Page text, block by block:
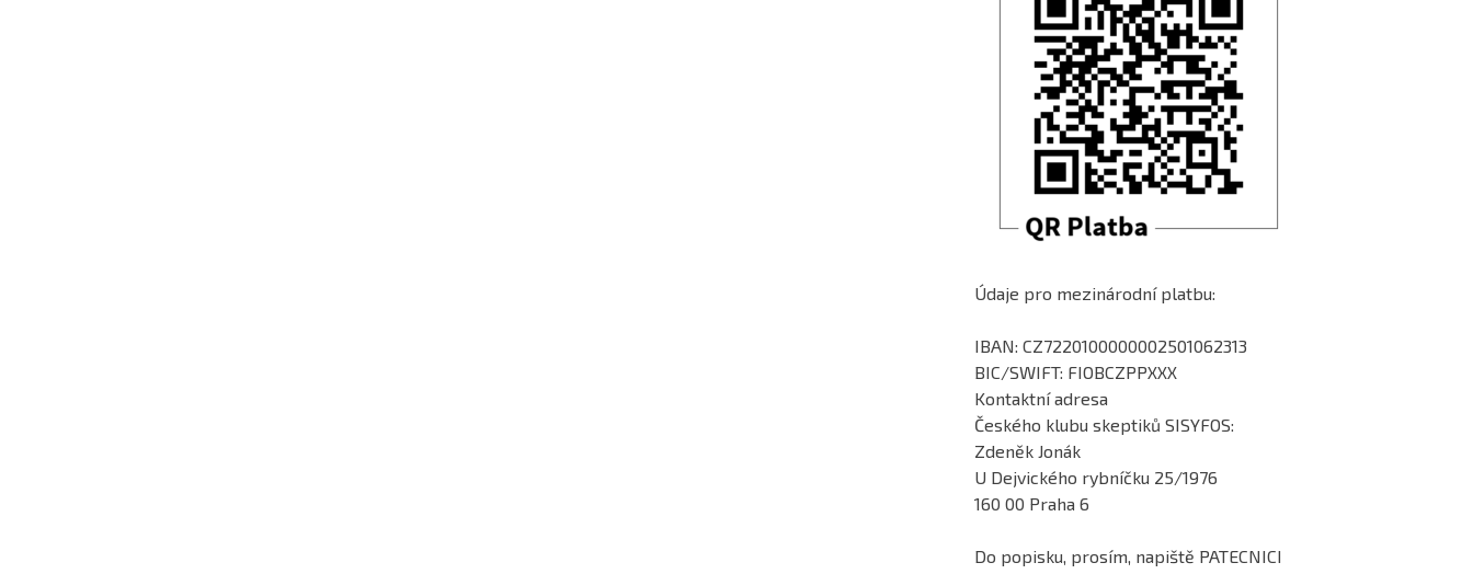
Údaje pro mezinárodní platbu:
IBAN: CZ7220100000002501062313
BIC/SWIFT: FIOBCZPPXXX
Kontaktní adresa
Českého klubu skeptiků SISYFOS:
Zdeněk Jonák
U Dejvického rybníčku 25/1976
160 00 Praha 6
Do popisku, prosím, napiště PATECNICI